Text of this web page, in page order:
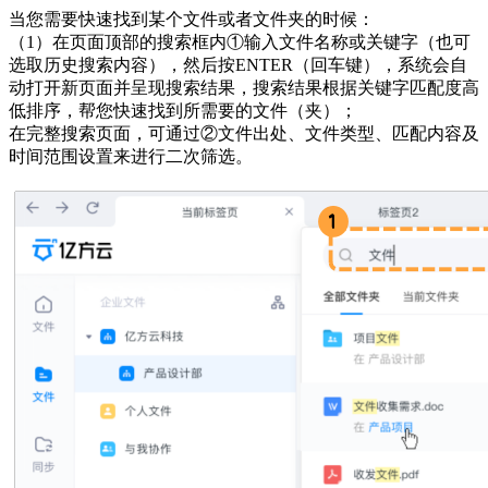
当您需要快速找到某个文件或者文件夹的时候：
（1）在页面顶部的搜索框内①输入文件名称或关键字（也可
选取历史搜索内容），然后按ENTER（回车键），系统会自
动打开新页面并呈现搜索结果，搜索结果根据关键字匹配度高
低排序，帮您快速找到所需要的文件（夹）；
在完整搜索页面，可通过②文件出处、文件类型、匹配内容及
时间范围设置来进行二次筛选。